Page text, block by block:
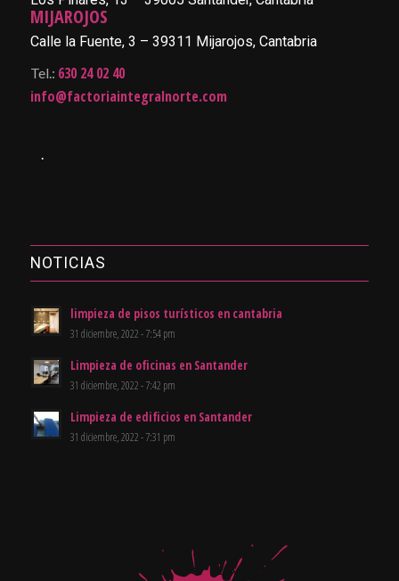
MIJAROJOS
Calle la Fuente, 3 – 39311 Mijarojos, Cantabria
Tel.: 630 24 02 40
info@factoriaintegralnorte.com
NOTICIAS
limpieza de pisos turísticos en cantabria
31 diciembre, 2022 - 7:54 pm
Limpieza de oficinas en Santander
31 diciembre, 2022 - 7:42 pm
Limpieza de edificios en Santander
31 diciembre, 2022 - 7:31 pm